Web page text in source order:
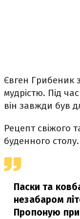
Євген Грибеник
мудрістю. Під
він завжди був
Рецепт свіжого
буденного столу.
Паски та
незабаром
Пропоную